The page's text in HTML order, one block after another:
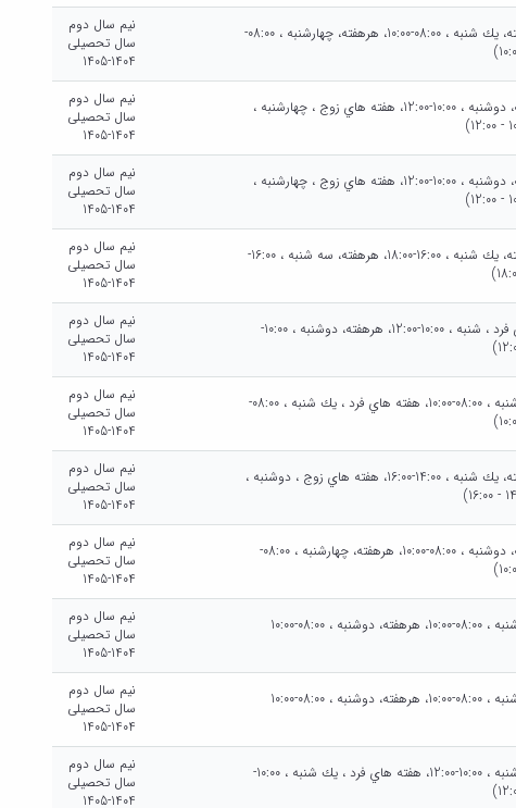
يك شنبه هرهفته، يك شنبه ، 08:00-10:00، هرهفته، چهارشنبه ، 08:00-
نیم سال دوم
سال تحصیلی
1404-1405
دوشنبه هرهفته، دوشنبه ، 10:00-12:00، هفته هاي زوج ، چهارشنبه ،
نیم سال دوم
سال تحصیلی
1404-1405
دوشنبه هرهفته، دوشنبه ، 10:00-12:00، هفته هاي زوج ، چهارشنبه ،
نیم سال دوم
سال تحصیلی
1404-1405
يك شنبه هرهفته، يك شنبه ، 16:00-18:00، هرهفته، سه شنبه ، 16:00-
نیم سال دوم
سال تحصیلی
1404-1405
شنبه هفته هاي فرد ، شنبه ، 10:00-12:00، هرهفته، دوشنبه ، 10:00-
نیم سال دوم
سال تحصیلی
1404-1405
شنبه هرهفته، شنبه ، 08:00-10:00، هفته هاي فرد ، يك شنبه ، 08:00-
نیم سال دوم
سال تحصیلی
1404-1405
يك شنبه هرهفته، يك شنبه ، 14:00-16:00، هفته هاي زوج ، دوشنبه ،
نیم سال دوم
سال تحصیلی
1404-1405
دوشنبه هرهفته، دوشنبه ، 08:00-10:00، هرهفته، چهارشنبه ، 08:00-
نیم سال دوم
سال تحصیلی
1404-1405
شنبه هرهفته، شنبه ، 08:00-10:00، هرهفته، دوشنبه ، 08:00-10:00
نیم سال دوم
سال تحصیلی
1404-1405
شنبه هرهفته، شنبه ، 08:00-10:00، هرهفته، دوشنبه ، 08:00-10:00
نیم سال دوم
سال تحصیلی
1404-1405
شنبه هرهفته، شنبه ، 10:00-12:00، هفته هاي فرد ، يك شنبه ، 10:00-
نیم سال دوم
سال تحصیلی
1404-1405